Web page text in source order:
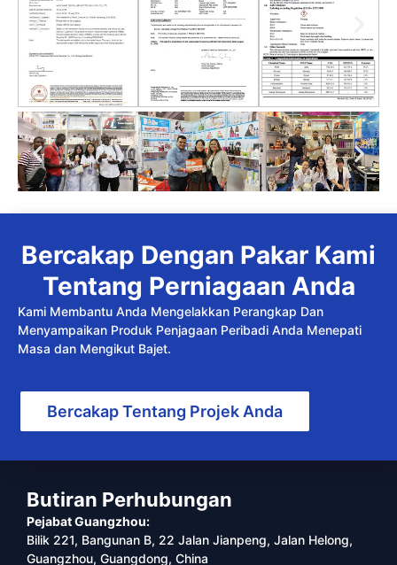
Bercakap Dengan Pakar Kami
Tentang Perniagaan Anda
Kami Membantu Anda Mengelakkan Perangkap Dan
Menyampaikan Produk Penjagaan Peribadi Anda Menepati
Masa dan Mengikut Bajet.
Bercakap Tentang Projek Anda
Butiran Perhubungan
Pejabat Guangzhou:
Bilik 221, Bangunan B, 22 Jalan Jianpeng, Jalan Helong,
Guangzhou, Guangdong, China